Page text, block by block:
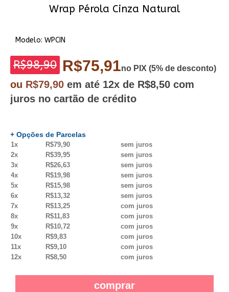
Wrap Pérola Cinza Natural
Modelo: WPCIN
R$98,90 R$75,91no PIX (5% de desconto)
ou R$79,90 em até 12x de R$8,50 com
juros no cartão de crédito
+ Opções de Parcelas
1x R$79,90
sem juros
2x
R$39,95
sem juros
3x
R$26,63
sem juros
4x
R$19,98
sem juros
5x
R$15,98
sem juros
6x
R$13,32
sem juros
7x
R$13,25
com juros
8x
R$11,83
com juros
9x
R$10,72
com juros
10x
R$9,83
com juros
11x
R$9,10
com juros
12x
R$8,50 com juros
comprar